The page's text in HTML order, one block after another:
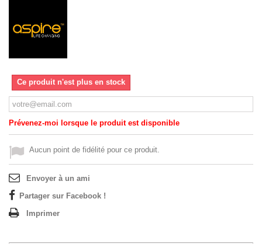
Ce produit n'est plus en stock
Prévenez-moi lorsque le produit est disponible
Aucun point de fidélité pour ce produit.
Envoyer à un ami
Partager sur Facebook !
Imprimer